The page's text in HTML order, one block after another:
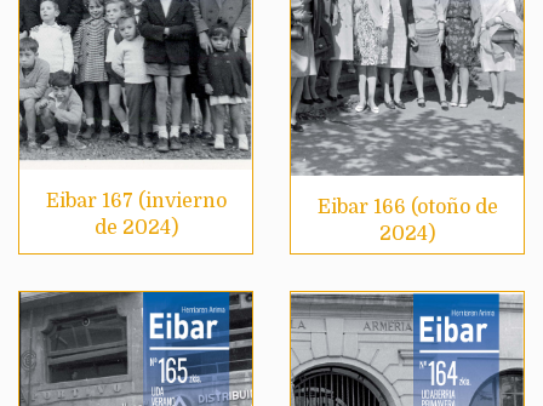
Eibar 167 (invierno
de 2024)
Eibar 166 (otoño de
2024)